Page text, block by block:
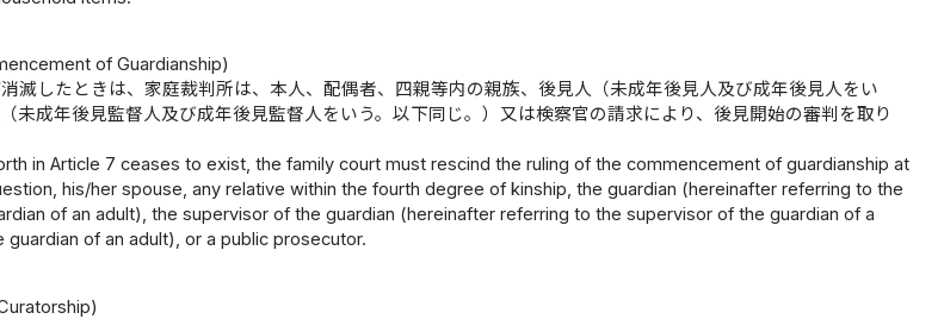
of Guardianship)
滅したときは、家庭裁判所は、本人、配偶者、四親等内の親族、後見人（未成年後見人及び成年後見人をい
未成年後見監督人及び成年後見監督人をいう。以下同じ。）又は検察官の請求により、後見開始の審判を取り
in Article 7 ceases to exist, the family court must rescind the ruling of the commencement of guardianship at
his/her spouse, any relative within the fourth degree of kinship, the guardian (hereinafter referring to the
of an adult), the supervisor of the guardian (hereinafter referring to the supervisor of the guardian of a
of an adult), or a public prosecutor.